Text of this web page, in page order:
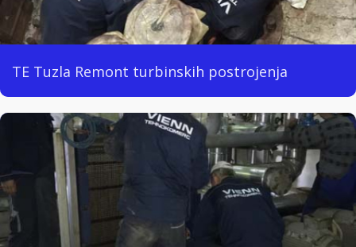
TE Tuzla Remont turbinskih postrojenja